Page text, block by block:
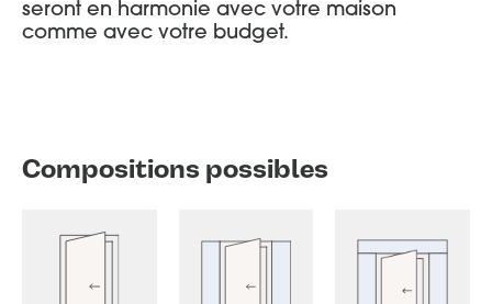
seront en harmonie avec votre maison
comme avec votre budget.
Compositions possibles